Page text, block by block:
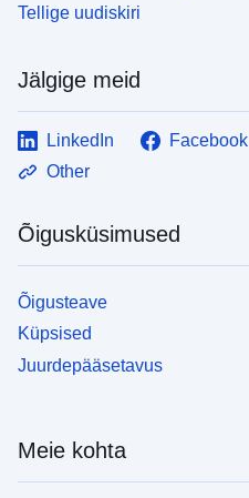
Tellige uudiskiri
Jälgige meid
LinkedIn Facebook
Other
Õigusküsimused
Õigusteave
Küpsised
Juurdepääsetavus
Meie kohta